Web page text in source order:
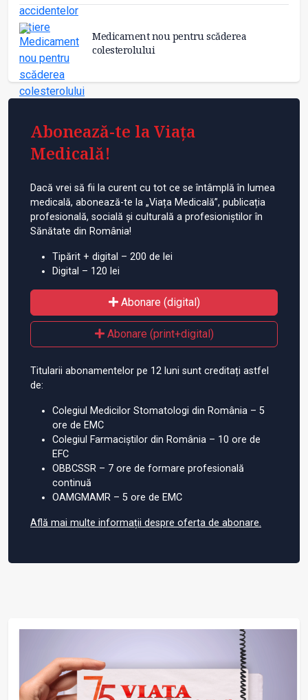
Medicament nou pentru scăderea
colesterolului
Abonează-te la Viața
Medicală!
Dacă vrei să fii la curent cu tot ce se întâmplă în lumea
medicală, abonează-te la „Viața Medicală”, publicația
profesională, socială și culturală a profesioniștilor în
Sănătate din România!
Tipărit + digital – 200 de lei
Digital – 120 lei
Abonare (digital)
Abonare (print+digital)
Titularii abonamentelor pe 12 luni sunt creditați astfel
de:
Colegiul Medicilor Stomatologi din România – 5
ore de EMC
Colegiul Farmaciștilor din România – 10 ore de
EFC
OBBCSSR – 7 ore de formare profesională
continuă
OAMGMAMR – 5 ore de EMC
Află mai multe informații despre oferta de abonare.